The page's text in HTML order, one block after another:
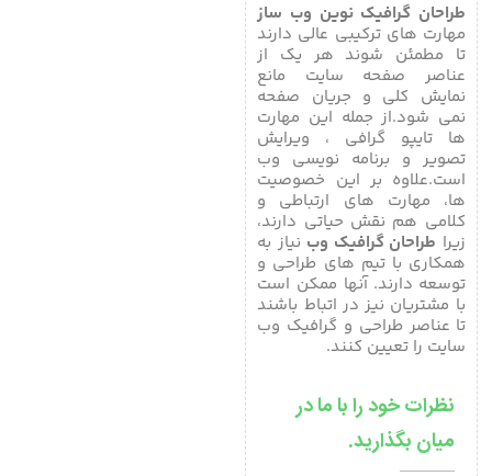
طراحان گرافیک نوین وب ساز
مهارت های ترکیبی عالی دارند
تا مطمئن شوند هر یک از
عناصر صفحه سایت مانع
نمایش کلی و جریان صفحه
نمی شود.از جمله این مهارت
ها تایپو گرافی ، ویرایش
تصویر و برنامه نویسی وب
است.علاوه بر این خصوصیت
ها، مهارت های ارتباطی و
کلامی هم نقش حیاتی دارند،
زیرا طراحان گرافیک وب نیاز به
همکاری با تیم های طراحی و
توسعه دارند. آنها ممکن است
با مشتریان نیز در اتباط باشند
تا عناصر طراحی و گرافیک وب
سایت را تعیین کنند.
نظرات خود را با ما در
میان بگذارید.